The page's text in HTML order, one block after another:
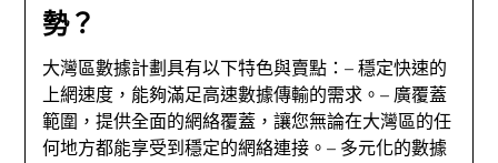
勢？
大灣區數據計劃具有以下特色與賣點：– 穩定快速的
上網速度，能夠滿足高速數據傳輸的需求。– 廣覆蓋
範圍，提供全面的網絡覆蓋，讓您無論在大灣區的任
何地方都能享受到穩定的網絡連接。– 多元化的數據